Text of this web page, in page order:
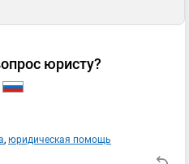
юристу?
, юридическая помощь